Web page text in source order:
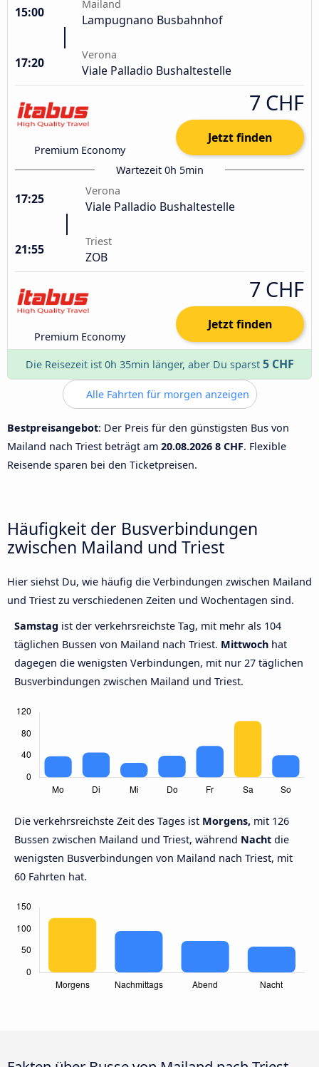
15:00
Mailand
Lampugnano Busbahnhof
17:20
Verona
Viale Palladio Bushaltestelle
Premium Economy
7 CHF
Jetzt finden
Wartezeit 0h 5min
17:25
Verona
Viale Palladio Bushaltestelle
21:55
Triest
ZOB
Premium Economy
7 CHF
Jetzt finden
Die Reisezeit ist 0h 35min länger, aber Du sparst 5 CHF
Alle Fahrten für morgen anzeigen
Bestpreisangebot: Der Preis für den günstigsten Bus von
Mailand nach Triest beträgt am 20.08.2026 8 CHF. Flexible
Reisende sparen bei den Ticketpreisen.
Häufigkeit der Busverbindungen
zwischen Mailand und Triest
Hier siehst Du, wie häufig die Verbindungen zwischen Mailand
und Triest zu verschiedenen Zeiten und Wochentagen sind.
Samstag ist der verkehrsreichste Tag, mit mehr als 104
täglichen Bussen von Mailand nach Triest. Mittwoch hat
dagegen die wenigsten Verbindungen, mit nur 27 täglichen
Busverbindungen zwischen Mailand und Triest.
Die verkehrsreichste Zeit des Tages ist Morgens, mit 126
Bussen zwischen Mailand und Triest, während Nacht die
wenigsten Busverbindungen von Mailand nach Triest, mit
60 Fahrten hat.